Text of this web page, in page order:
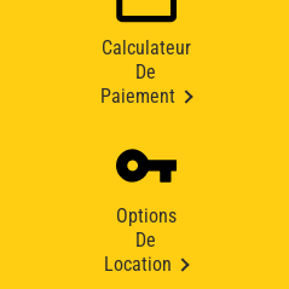
Calculateur
De
Paiement
Options
De
Location